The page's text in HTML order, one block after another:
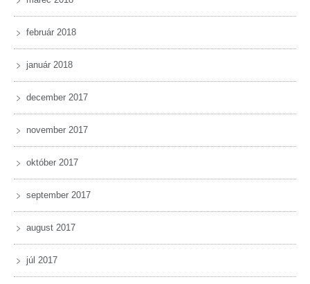
február 2018
január 2018
december 2017
november 2017
október 2017
september 2017
august 2017
júl 2017